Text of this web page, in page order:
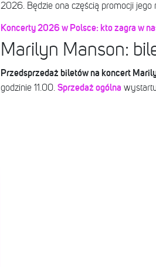
2026. Będzie ona częścią promocji jego
Koncerty 2026 w Polsce: kto zagra w
Marilyn Manson:
Przedsprzedaż biletów na koncert
godzinie 11.00. Sprzedaż ogólna